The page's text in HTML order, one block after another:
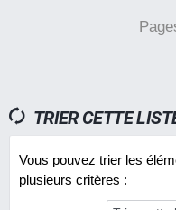
TRIER CETTE
Vous pouvez trier les
plusieurs critères :